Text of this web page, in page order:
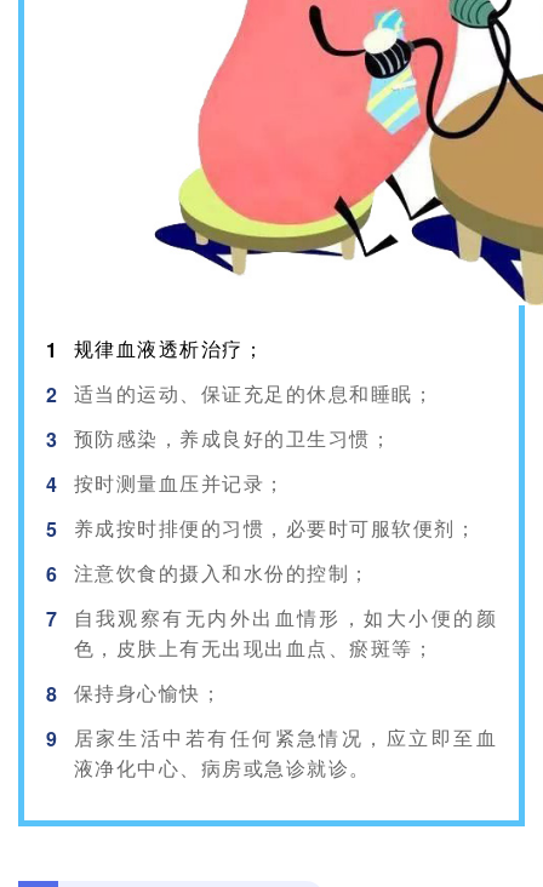
1 规律血液透析治疗；
2 适当的运动、保证充足的休息和睡眠；
3 预防感染，养成良好的卫生习惯；
4 按时测量血压并记录；
5 养成按时排便的习惯，必要时可服软便剂；
6 注意饮食的摄入和水份的控制；
7 自我观察有无内外出血情形，如大小便的 颜
色，皮肤上有无出现出血点、瘀斑等；
8 保持身心愉快；
9
居家生活中若有任何紧急情况，应立即至血
液净化中心、病房或急诊就诊。